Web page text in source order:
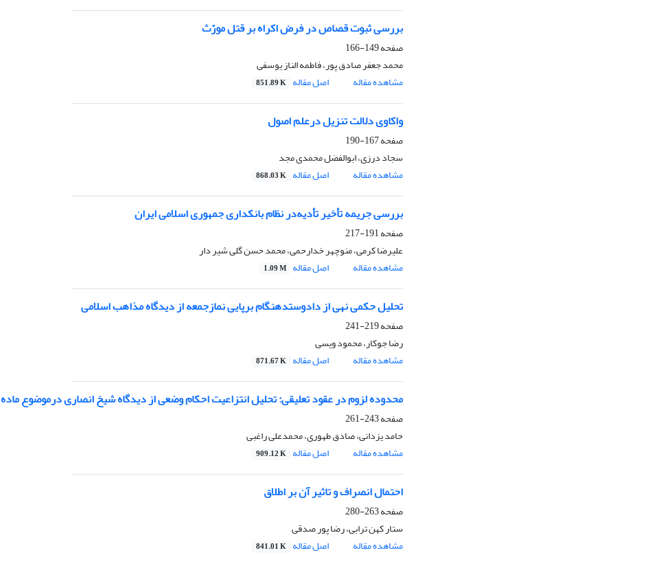
بررسی ثبوت قصاص در فرض اکراه بر قتل مورّث
صفحه149-166
محمد جعفر صادق پور، فاطمه الناز یوسفی
مشاهده مقاله
اصل مقاله 851.89 K
واکاوی دلالت تنزیل درعلم اصول
صفحه167-190
سجاد درزی، ابوالفضل محمدی مجد
مشاهده مقاله
اصل مقاله 868.03 K
بررسی جریمه تأخیر تأدیهدر نظام بانکداری جمهوری اسلامی ایران
صفحه191-217
علیرضا کرمی، منوچهر خدارحمی، محمد حسن گلی شیر دار
مشاهده مقاله
اصل مقاله 1.09 M
تحلیل حکمی نهی از دادوستدهنگام برپایی نمازجمعه از دیدگاه مذاهب اسلامی
صفحه219-241
رضا جوکار، محمود ویسی
مشاهده مقاله
اصل مقاله 871.67 K
محدوده لزوم در عقود تعلیقی: تحلیل انتزاعیت احکام وضعی از دیدگاه شیخ انصاری درموضوع ماده 219قانون مدنی
صفحه243-261
حامد یزدانی، صادق طهوری، محمدعلی راغبی
مشاهده مقاله
اصل مقاله 909.12 K
احتمال انصراف و تاثیر آن بر اطلاق
صفحه263-280
ستار کهن ترابی، رضا پور صدقی
مشاهده مقاله
اصل مقاله 841.01 K